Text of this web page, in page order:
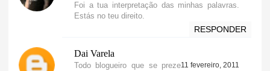
Foi a tua interpretação das minhas palavras.
Estás no teu direito.
RESPONDER
Dai Varela
11 fevereiro, 2011
Todo blogueiro que se preze